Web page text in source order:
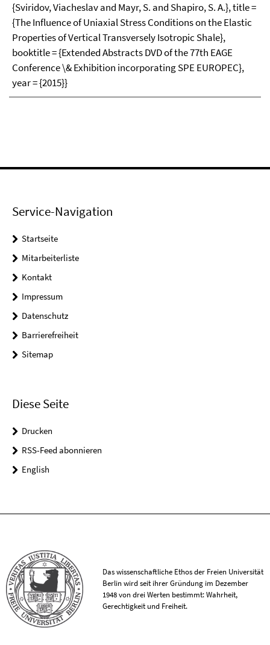
{Sviridov, Viacheslav and Mayr, S. and Shapiro, S. A.}, title =
{The Influence of Uniaxial Stress Conditions on the Elastic
Properties of Vertical Transversely Isotropic Shale},
booktitle = {Extended Abstracts DVD of the 77th EAGE
Conference \& Exhibition incorporating SPE EUROPEC},
year = {2015}}
Service-Navigation
Startseite
Mitarbeiterliste
Kontakt
Impressum
Datenschutz
Barrierefreiheit
Sitemap
Diese Seite
Drucken
RSS-Feed abonnieren
English
Das wissenschaftliche Ethos der Freien Universität
Berlin wird seit ihrer Gründung im Dezember
1948 von drei Werten bestimmt: Wahrheit,
Gerechtigkeit und Freiheit.